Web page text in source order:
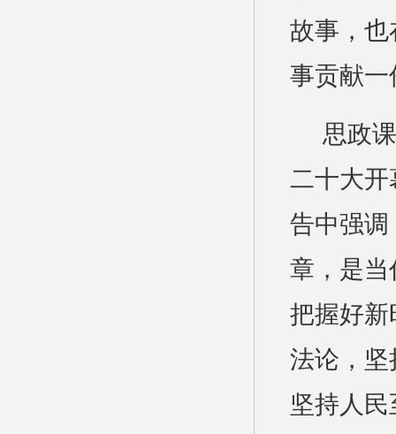
故事，
事贡献
思政
二十大
告中强
章，是
把握好
法论，
坚持人